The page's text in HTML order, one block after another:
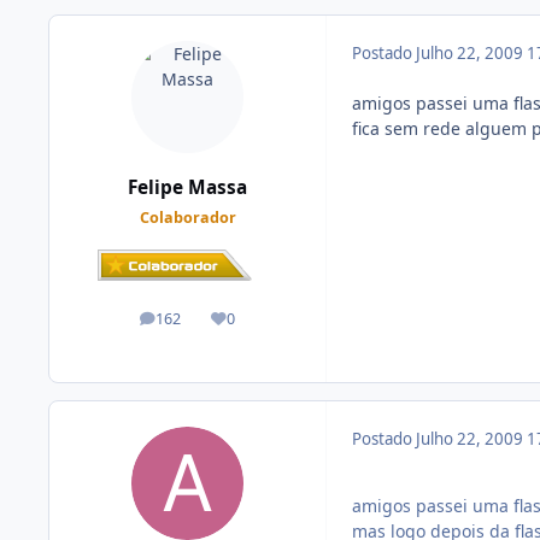
Felipe Massa
Colaborador
162
posts 0
Reputação
Postado Julho 22, 2009
amigos passei uma
fica sem rede alguem
Postado Julho 22, 2009
amigos passei uma
mas logo depois da